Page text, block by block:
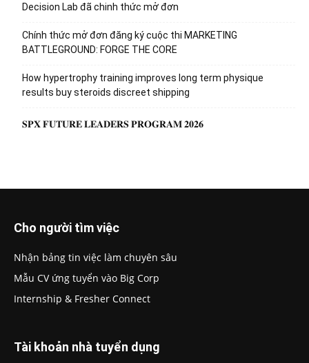
Decision Lab đã chinh thức mở đơn
Chính thức mở đơn đăng ký cuộc thi MARKETING
BATTLEGROUND: FORGE THE CORE
How hypertrophy training improves long term physique
results buy steroids discreet shipping
𝐒𝐏𝐗 𝐅𝐔𝐓𝐔𝐑𝐄 𝐋𝐄𝐀𝐃𝐄𝐑𝐒 𝐏𝐑𝐎𝐆𝐑𝐀𝐌 𝟐𝟎𝟐𝟔
Cho người tìm việc
Nhận bảng tin việc làm chuyên sâu
Mẫu CV ứng tuyển vào Big Corp
Internship & Fresher Connect
Tài khoản nhà tuyển dụng